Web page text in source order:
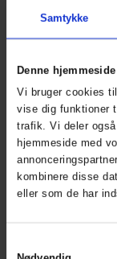
Samtykke
Denne
Vi bruger cookies
vise dig funktioner
trafik. Vi deler
hjemmeside med
kombinere disse
eller som de har
Regnjakke
ART. 026300R
Colors: